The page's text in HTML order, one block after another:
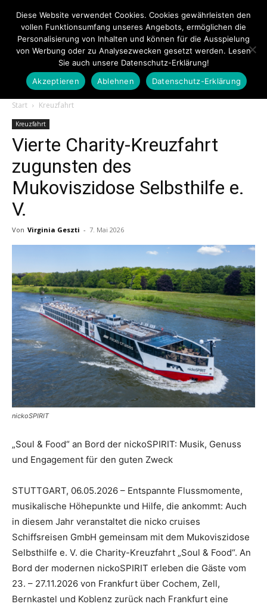
Touristiknews.de
|
Touristiknews
und
Reiseempfehlungen.
Start Kreuzfahrt
Kreuzfahrt
Vierte Charity-Kreuzfahrt
zugunsten des
Mukoviszidose Selbsthilfe e.
V.
Von Virginia Geszti - 7. Mai 2026
nickoSPIRIT
„Soul & Food“ an Bord der nickoSPIRIT: Musik, Genuss
und Engagement für den guten Zweck
STUTTGART, 06.05.2026 – Entspannte Flussmomente,
musikalische Höhepunkte und Hilfe, die ankommt: Auch
in diesem Jahr veranstaltet die nicko cruises
Schiffsreisen GmbH gemeinsam mit dem Mukoviszidose
Selbsthilfe e. V. die Charity-Kreuzfahrt „Soul & Food“. An
Bord der modernen nickoSPIRIT erleben die Gäste vom
23. – 27.11.2026 von Frankfurt über Cochem, Zell,
Bernkastel und Koblenz zurück nach Frankfurt eine
Diese Website verwendet Cookies. Cookies gewährleisten den
vollen Funktionsumfang unseres Angebots, ermöglichen die
Personalisierung von Inhalten und können für die Ausspielung
von Werbung oder zu Analysezwecken gesetzt werden. Lesen
Sie auch unsere Datenschutz-Erklärung!
Akzeptieren
Ablehnen Datenschutz-Erklärung